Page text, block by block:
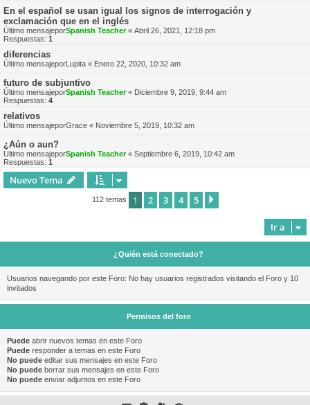
En el español se usan igual los signos de interrogación y
exclamación que en el inglés
Último mensajeporSpanish Teacher« Abril 26, 2021, 12:18 pm
Respuestas: 1
diferencias
Último mensajeporLupita « Enero 22, 2020, 10:32 am
futuro de subjuntivo
Último mensajeporSpanish Teacher« Diciembre 9, 2019, 9:44 am
Respuestas: 4
relativos
Último mensajeporGrace « Noviembre 5, 2019, 10:32 am
¿Aún o aun?
Último mensajeporSpanish Teacher« Septiembre 6, 2019, 10:42 am
Respuestas: 1
Nuevo Tema
112 temas 1 2 3 4 5
Ir a
¿Quién está conectado?
Usuarios navegando por este Foro: No hay usuarios registrados visitando el Foro y 10
invitados
Permisos del foro
Puede abrir nuevos temas en este Foro
Puede responder a temas en este Foro
No puede editar sus mensajes en este Foro
No puede borrar sus mensajes en este Foro
No puede enviar adjuntos en este Foro